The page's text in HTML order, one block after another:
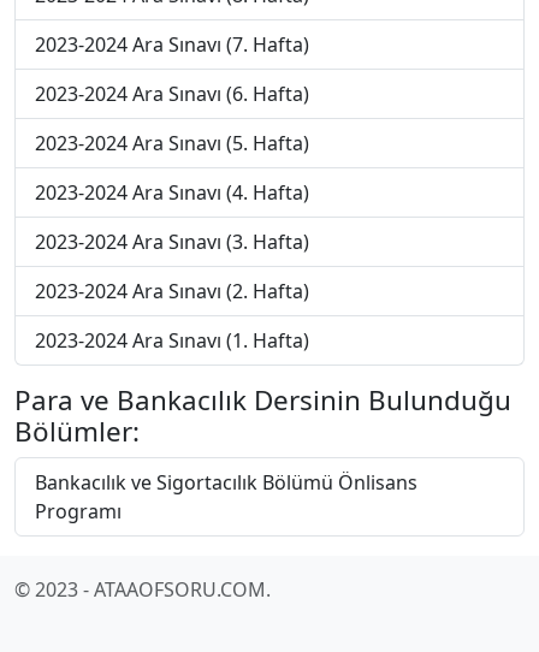
2023-2024 Ara Sınavı (7. Hafta)
2023-2024 Ara Sınavı (6. Hafta)
2023-2024 Ara Sınavı (5. Hafta)
2023-2024 Ara Sınavı (4. Hafta)
2023-2024 Ara Sınavı (3. Hafta)
2023-2024 Ara Sınavı (2. Hafta)
2023-2024 Ara Sınavı (1. Hafta)
Para ve Bankacılık Dersinin Bulunduğu
Bölümler:
Bankacılık ve Sigortacılık Bölümü Önlisans
Programı
© 2023 - ATAAOFSORU.COM.